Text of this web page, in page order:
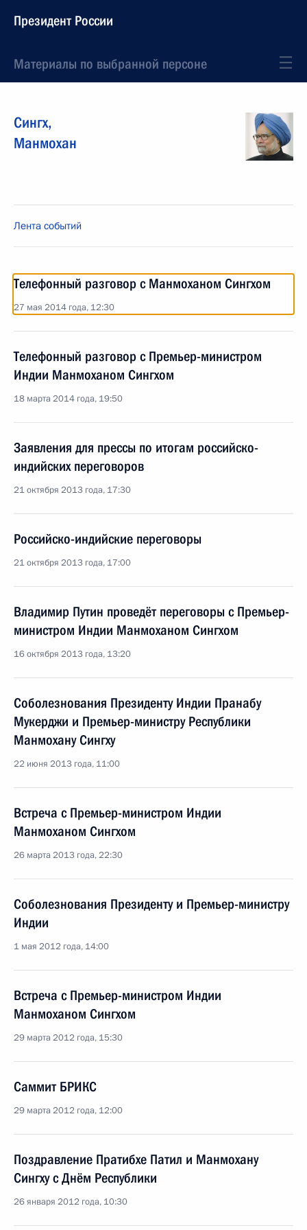
Президент России
Материалы по выбранной персоне
Сингх,
Манмохан
Лента событий
Телефонный разговор с Манмоханом Сингхом
27 мая 2014 года, 12:30
Телефонный разговор с Премьер-министром
Индии Манмоханом Сингхом
18 марта 2014 года, 19:50
Заявления для прессы по итогам российско-
индийских переговоров
21 октября 2013 года, 17:30
Российско-индийские переговоры
21 октября 2013 года, 17:00
Владимир Путин проведёт переговоры с Премьер-
министром Индии Манмоханом Сингхом
16 октября 2013 года, 13:20
Соболезнования Президенту Индии Пранабу
Мукерджи и Премьер-министру Республики
Манмохану Сингху
22 июня 2013 года, 11:00
Встреча с Премьер-министром Индии
Манмоханом Сингхом
26 марта 2013 года, 22:30
Соболезнования Президенту и Премьер-министру
Индии
1 мая 2012 года, 14:00
Встреча с Премьер-министром Индии
Манмоханом Сингхом
29 марта 2012 года, 15:30
Саммит БРИКС
29 марта 2012 года, 12:00
Поздравление Пратибхе Патил и Манмохану
Сингху с Днём Республики
26 января 2012 года, 10:30